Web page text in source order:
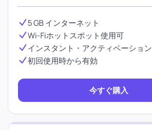
5 GB インターネット
Wi-Fiホットスポット使用可
インスタント・アクティベーション
初回使用時から有効
今すぐ購入